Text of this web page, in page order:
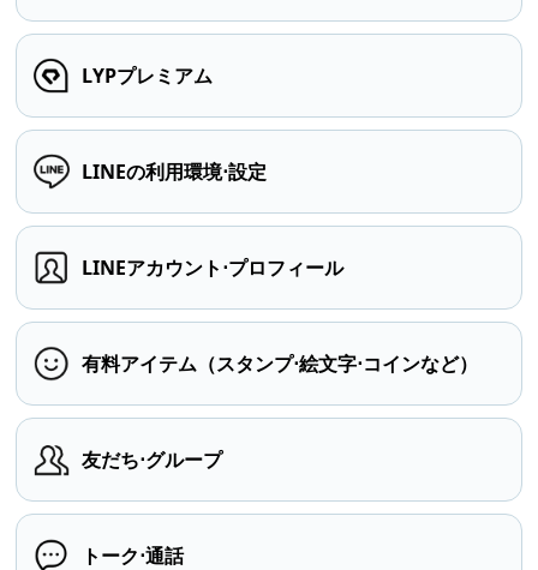
LYPプレミアム
LINEの利用環境⋅設定
LINEアカウント⋅プロフィール
有料アイテム（スタンプ⋅絵文字⋅コインなど）
友だち⋅グループ
トーク⋅通話